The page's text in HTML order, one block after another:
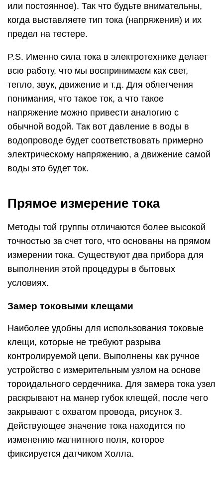
или постоянное). Так что будьте внимательны,
когда выставляете тип тока (напряжения) и их
предел на тестере.
P.S. Именно сила тока в электротехнике делает
всю работу, что мы воспринимаем как свет,
тепло, звук, движение и т.д. Для облегчения
понимания, что такое ток, а что такое
напряжение можно привести аналогию с
обычной водой. Так вот давление в воды в
водопроводе будет соответствовать примерно
электрическому напряжению, а движение самой
воды это будет ток.
Прямое измерение тока
Методы той группы отличаются более высокой
точностью за счет того, что основаны на прямом
измерении тока. Существуют два прибора для
выполнения этой процедуры в бытовых
условиях.
Замер токовыми клещами
Наиболее удобны для использования токовые
клещи, которые не требуют разрыва
контролируемой цепи. Выполнены как ручное
устройство с измерительным узлом на основе
тороидального сердечника. Для замера тока узел
раскрывают на манер губок клещей, после чего
закрывают с охватом провода, рисунок 3.
Действующее значение тока находится по
изменению магнитного поля, которое
фиксируется датчиком Холла.